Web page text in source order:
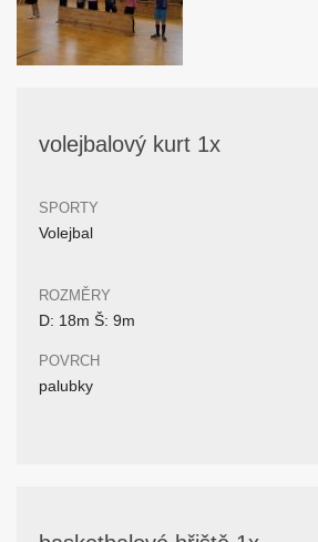
volejbalový kurt 1x
SPORTY
Volejbal
ROZMĚRY
D: 18m Š: 9m
POVRCH
palubky